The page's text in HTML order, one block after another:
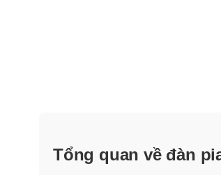
Tổng quan về đàn